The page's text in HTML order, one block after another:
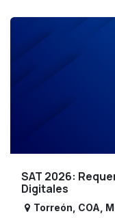
SAT 2026:
Digitales
Torreón COA